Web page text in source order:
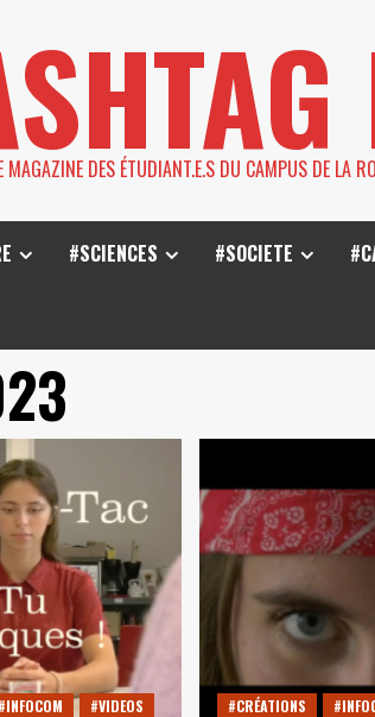
MAGAZINE DES ÉTUDIANT.E.S DU CAMPUS DE LA
#SCIENCES #SOCIETE
#INFOCOM #VIDEOS #CRÉATIONS